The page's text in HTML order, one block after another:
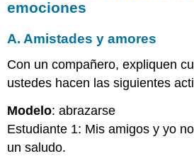
emociones
A. Amistades y amores
Con un compañero, expliquen
ustedes hacen las siguientes
Modelo: abrazarse
Estudiante 1: Mis amigos y yo
un saludo.